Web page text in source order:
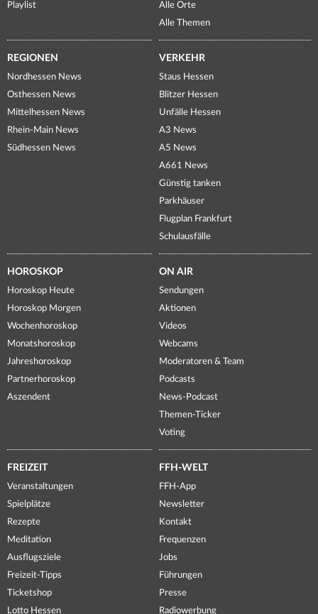
Playlist
Alle Orte
Alle Themen
REGIONEN
Nordhessen News
Osthessen News
Mittelhessen News
Rhein-Main News
Südhessen News
VERKEHR
Staus Hessen
Blitzer Hessen
Unfälle Hessen
A3 News
A5 News
A661 News
Günstig tanken
Parkhäuser
Flugplan Frankfurt
Schulausfälle
HOROSKOP
Horoskop Heute
Horoskop Morgen
Wochenhoroskop
Monatshoroskop
Jahreshoroskop
Partnerhoroskop
Aszendent
ON AIR
Sendungen
Aktionen
Videos
Webcams
Moderatoren & Team
Podcasts
News-Podcast
Themen-Ticker
Voting
FREIZEIT
Veranstaltungen
Spielplätze
Rezepte
Meditation
Ausflugsziele
Freizeit-Tipps
Ticketshop
Lotto Hessen
FFH-WELT
FFH-App
Newsletter
Kontakt
Frequenzen
Jobs
Führungen
Presse
Radiowerbung